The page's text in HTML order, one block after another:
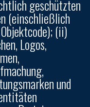
geschützten
(einschließlich
(ii)
Logos,
und